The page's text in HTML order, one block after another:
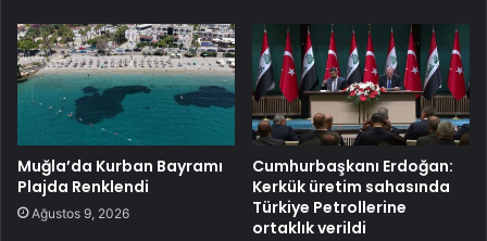
Muğla’da Kurban Bayramı
Plajda Renklendi
Ağustos 9, 2026
Cumhurbaşkanı Erdoğan:
Kerkük üretim sahasında
Türkiye Petrollerine
ortaklık verildi